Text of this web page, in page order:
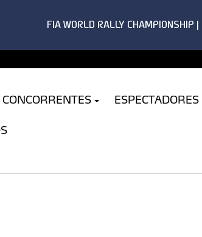
CONCORRENTES ESPECTADORES